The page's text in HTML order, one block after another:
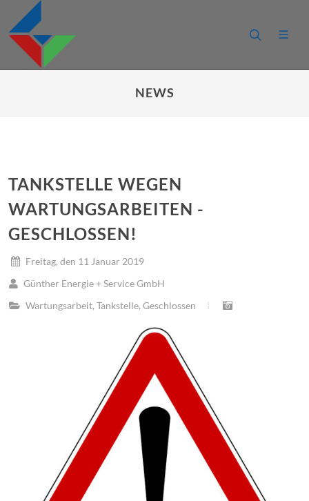
NEWS
TANKSTELLE WEGEN
WARTUNGSARBEITEN -
GESCHLOSSEN!
Freitag, den 11 Januar 2019
Günther Energie + Service GmbH
Wartungsarbeit, Tankstelle, Geschlossen